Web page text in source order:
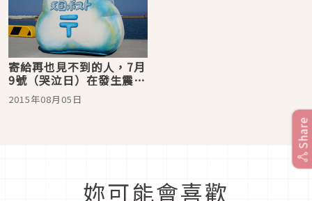
寄給再也見不到的人，7月
9號（哭泣日）在發生震災
的福島設置了「天國郵
筒」
2015年08月05日
妳可能會喜歡
Share